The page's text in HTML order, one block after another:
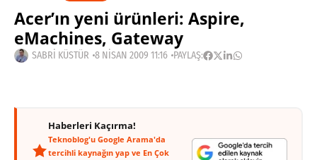
Acer’ın yeni ürünleri: Aspire,
eMachines, Gateway
SABRI KÜSTÜR 8 NISAN 2009 11:16 PAYLAŞ:
Haberleri Kaçırma!
Teknoblog'u Google Arama'da
tercihli kaynağın yap ve En Çok